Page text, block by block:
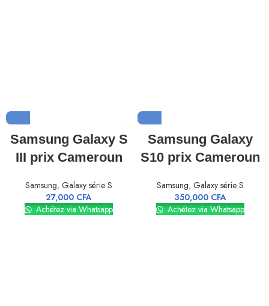
Samsung Galaxy S
III prix Cameroun
Samsung, Galaxy série S
27,000 CFA
Achétez via Whatsapp
Samsung Galaxy
S10 prix Cameroun
Samsung, Galaxy série S
350,000 CFA
Achétez via Whatsapp